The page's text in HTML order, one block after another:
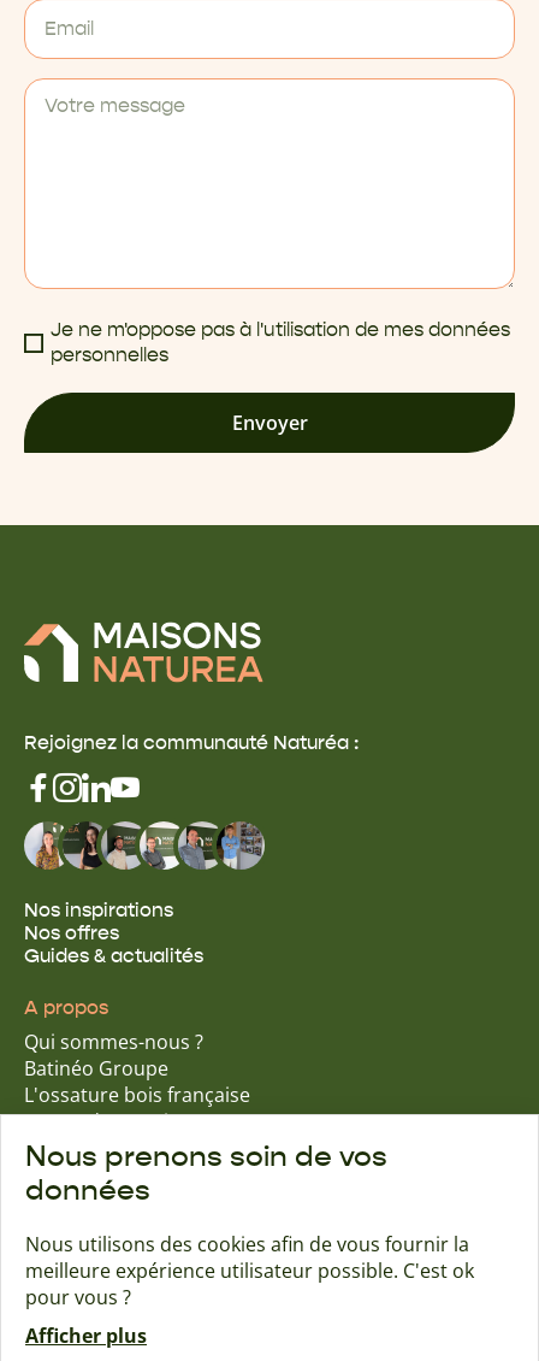
Je ne m'oppose pas à l'utilisation de mes données
personnelles
Envoyer
Rejoignez la communauté Naturéa :
Nos inspirations
Nos offres
Guides & actualités
A propos
Qui sommes-nous ?
Batinéo Groupe
L'ossature bois française
15 ans d'expertise
Nos engagements écologiques
Nos garanties assurantielles
Trouver une agence Contact
Nous prenons soin de vos
données
Nous utilisons des cookies afin de vous fournir la
meilleure expérience utilisateur possible. C'est ok
pour vous ?
Afficher plus